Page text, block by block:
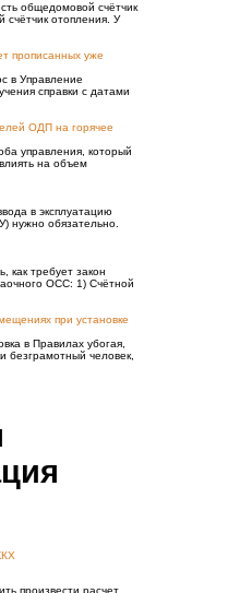
общедомовой счётчик
счётчик отопления. У
прописанных уже
в Управление
справки с датами
ОДП на горячее
управления, который
на объем
в эксплуатацию
нужно обязательно.
как требует закон
ОСС: 1) Счётной
при установке
в Правилах убогая,
безграмотный человек,
произвести расчет